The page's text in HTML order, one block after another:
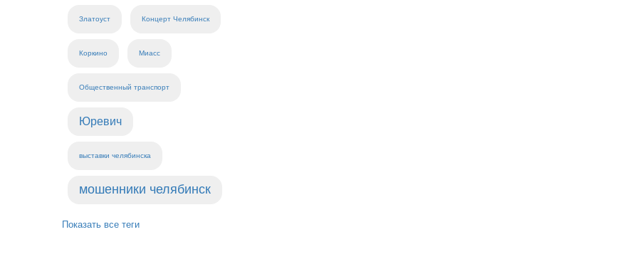
Златоуст Концерт Челябинск
Коркино Миасс
Общественный транспорт
Юревич
выставки челябинска
мошенники челябинск
Показать все теги